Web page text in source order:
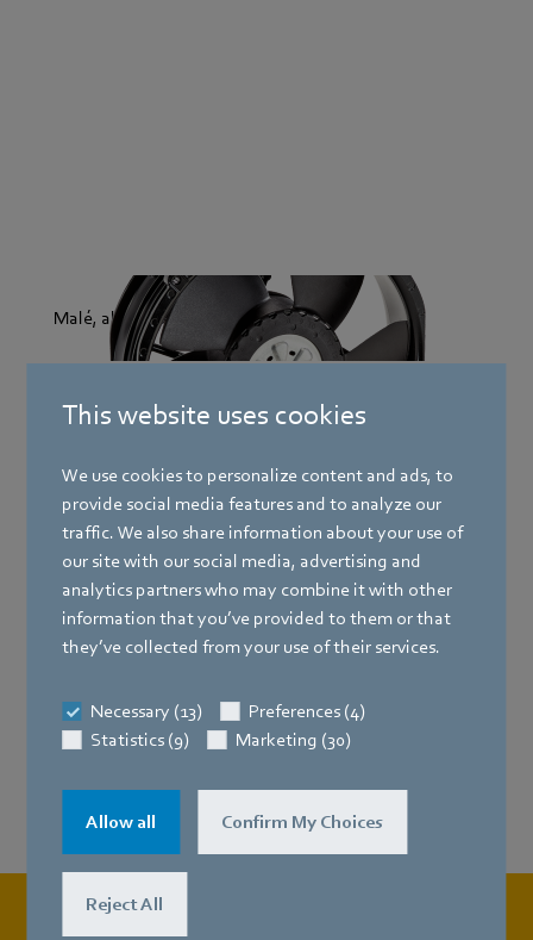
This website uses cookies
We use cookies to personalize content and ads, to
provide social media features and to analyze our
traffic. We also share information about your use of
our site with our social media, advertising and
analytics partners who may combine it with other
information that you’ve provided to them or that
they’ve collected from your use of their services.
Necessary (13)
Preferences (4)
Statistics (9)
Marketing (30)
Allow all Confirm My Choices
Reject All
Malé, ale výkonné.
RadiCal
DC RadiCal
RadiPac